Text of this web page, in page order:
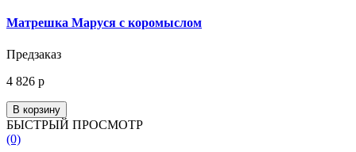
Матрешка Маруся с коромыслом
Предзаказ
4 826 р
В корзину
БЫСТРЫЙ ПРОСМОТР
(0)